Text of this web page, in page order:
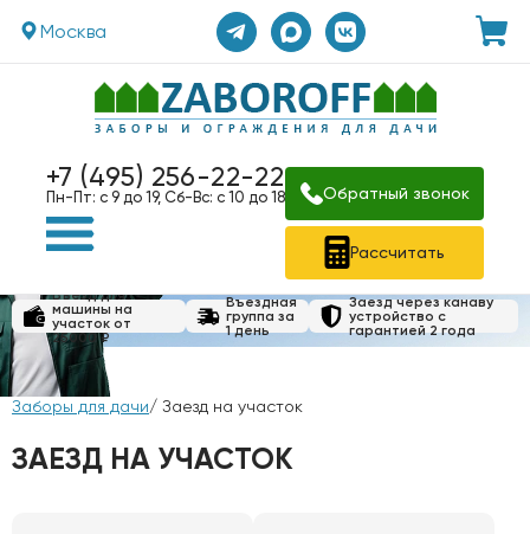
Москва
+7 (495) 256-22-22
Пн-Пт: с 9 до 19, Сб-Вс: с 10 до 18 Обратный звонок
Рассчитать
Въезд для
машины на
участок от
25000 ₽
Въездная
группа за
1 день
Заезд через канаву
устройство с
гарантией 2 года
Заборы для дачи/ Заезд на участок
ЗАЕЗД НА УЧАСТОК